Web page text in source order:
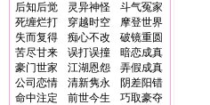
后知后觉
灵异神怪
斗气冤家
死缠烂打
穿越时空
摩登世界
失而复得
痴心不改
破镜重圆
苦尽甘来
误打误撞
暗恋成真
豪门世家
江湖恩怨
弄假成真
公司恋情
清新隽永
阴差阳错
命中注定
前世今生
巧取豪夺